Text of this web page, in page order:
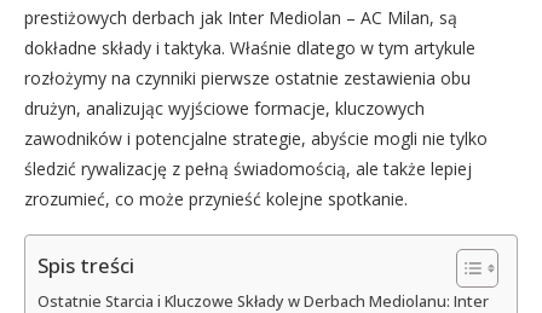
prestiżowych derbach jak Inter Mediolan – AC Milan, są
dokładne składy i taktyka. Właśnie dlatego w tym artykule
rozłożymy na czynniki pierwsze ostatnie zestawienia obu
drużyn, analizując wyjściowe formacje, kluczowych
zawodników i potencjalne strategie, abyście mogli nie tylko
śledzić rywalizację z pełną świadomością, ale także lepiej
zrozumieć, co może przynieść kolejne spotkanie.
Spis treści
Ostatnie Starcia i Kluczowe Składy w Derbach Mediolanu: Inter